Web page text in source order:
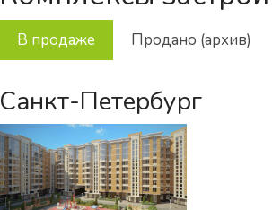
В продаже Продано (архив)
Санкт-Петербург